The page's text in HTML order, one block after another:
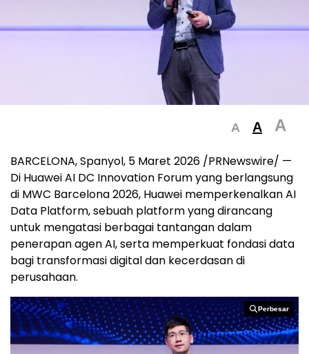
A A A
BARCELONA, Spanyol, 5 Maret 2026 /PRNewswire/ —
Di Huawei AI DC Innovation Forum yang berlangsung
di MWC Barcelona 2026, Huawei memperkenalkan AI
Data Platform, sebuah platform yang dirancang
untuk mengatasi berbagai tantangan dalam
penerapan agen AI, serta memperkuat fondasi data
bagi transformasi digital dan kecerdasan di
perusahaan.
Perbesar
Perbesar